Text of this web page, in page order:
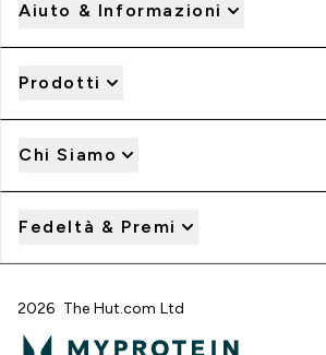
Aiuto & Informazioni
Prodotti
Chi Siamo
Fedeltà & Premi
2026 The Hut.com Ltd